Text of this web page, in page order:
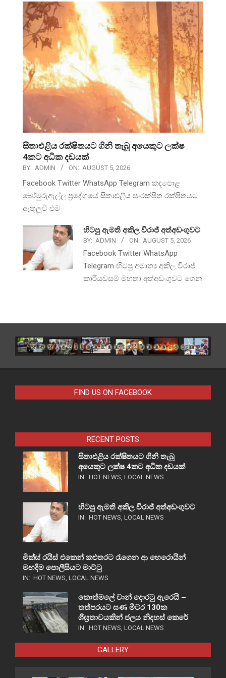
සීතාඑළිය රක්ෂිතයට ගිනි තැබූ අයෙකුට ලක්ෂ
4කට අධික දඩයක්
BY: ADMIN ON: AUGUST 5, 2026
Facebook Twitter WhatsApp Telegram කඳපොළ
බෝමුරුඇල්ල ප්‍රදේශයේ සීතාඑළිය සංරක්ෂිත රක්ෂිතයට
ඇතුලුවී එම
හිටපු ඇමති අකිල විරාජ් අත්අඩංගුවට
BY: ADMIN ON: AUGUST 5, 2026
Facebook Twitter WhatsApp
Telegram හිටපු අමාත්‍ය අකිල විරාජ්
කාරියවසම් මහතා අත්අඩංගුවට ගෙන
FIND US ON FACEBOOK
RECENT POSTS
සීතාඑළිය රක්ෂිතයට ගිනි තැබූ
අයෙකුට ලක්ෂ 4කට අධික දඩයක්
IN: HOT NEWS, LOCAL NEWS
හිටපු ඇමති අකිල විරාජ් අත්අඩංගුවට
IN: HOT NEWS, LOCAL NEWS
මික්ස් රයිස් එකෙන් කළුතරට රැගෙන ආ හෙරොයින්
මඟදිම පොලීසියට මාට්ටු
IN: HOT NEWS, LOCAL NEWS
කොත්මලේ වාන් දොරටු ඇරෙයි –
තත්පරයට ඝණ මීටර 130ක
ශීඝ්‍රතාවයකින් ජලය නිදහස් කෙරේ
IN: HOT NEWS, LOCAL NEWS
GALLERY